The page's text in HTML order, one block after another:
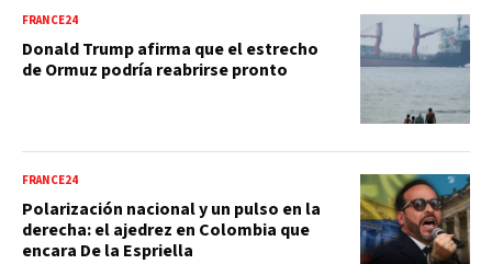
FRANCE24
Donald Trump afirma que el estrecho
de Ormuz podría reabrirse pronto
FRANCE24
Polarización nacional y un pulso en la
derecha: el ajedrez en Colombia que
encara De la Espriella